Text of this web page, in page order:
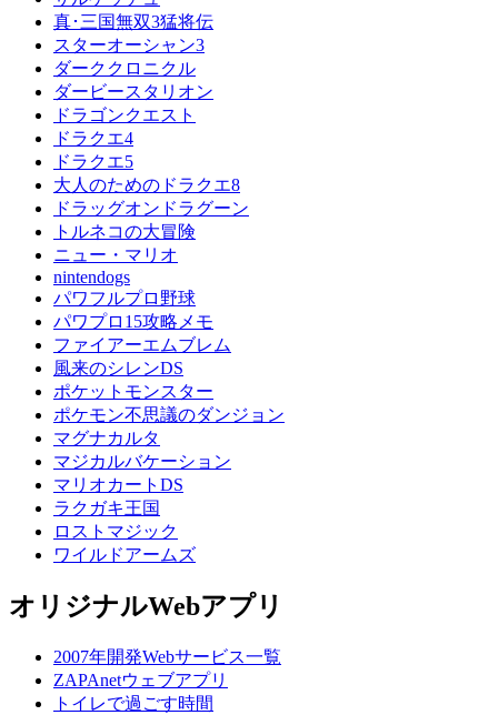
真･三国無双3猛将伝
スターオーシャン3
ダーククロニクル
ダービースタリオン
ドラゴンクエスト
ドラクエ4
ドラクエ5
大人のためのドラクエ8
ドラッグオンドラグーン
トルネコの大冒険
ニュー・マリオ
nintendogs
パワフルプロ野球
パワプロ15攻略メモ
ファイアーエムブレム
風来のシレンDS
ポケットモンスター
ポケモン不思議のダンジョン
マグナカルタ
マジカルバケーション
マリオカートDS
ラクガキ王国
ロストマジック
ワイルドアームズ
オリジナルWebアプリ
2007年開発Webサービス一覧
ZAPAnetウェブアプリ
トイレで過ごす時間